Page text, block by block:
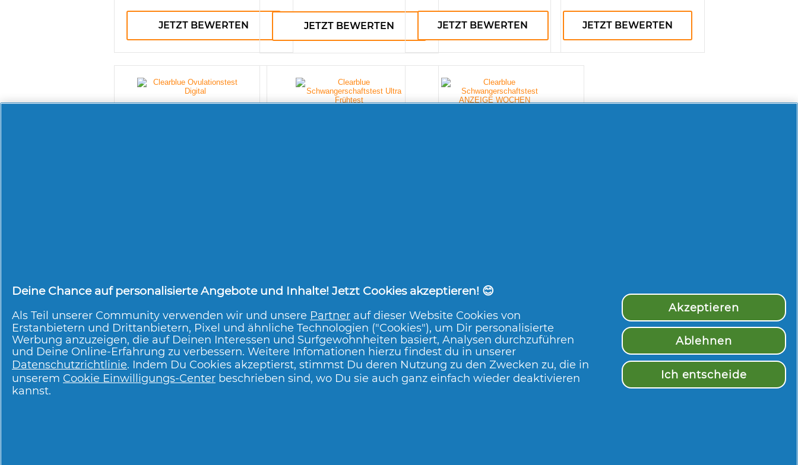
JETZT BEWERTEN JETZT BEWERTEN
Kinderwunsch Kit
FORTSCHRITTLICH
& DIGITAL 10+1
JETZT BEWERTEN JETZT BEWERTEN
Clearblue
Kinderwunsch
KOMBIPACK 10+1
JETZT BEWERTEN JETZT BEWERTEN JETZT BEWERTEN
Deine Chance auf personalisierte Angebote und Inhalte! Jetzt Cookies akzeptieren! 😊
Als Teil unserer Community verwenden wir und unsere Partner auf dieser Website Cookies von
Erstanbietern und Drittanbietern, Pixel und ähnliche Technologien ("Cookies"), um Dir personalisierte
Werbung anzuzeigen, die auf Deinen Interessen und Surfgewohnheiten basiert, Analysen durchzuführen
und Deine Online-Erfahrung zu verbessern. Weitere Infomationen hierzu findest du in unserer
Datenschutzrichtlinie. Indem Du Cookies akzeptierst, stimmst Du deren Nutzung zu den Zwecken zu, die in
unserem Cookie Einwilligungs-Center beschrieben sind, wo Du sie auch ganz einfach wieder deaktivieren
kannst.
Akzeptieren
Ablehnen
Ich entscheide